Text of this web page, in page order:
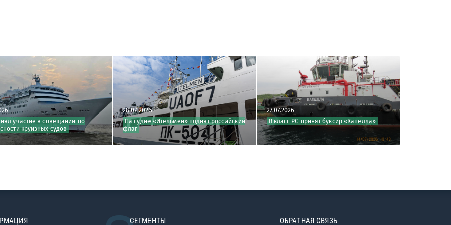
по
28.07.2026
На судне «Ительмен» поднят российский
флаг
В класс РС принят буксир «Капелла»
27.07.2026
Спущено на воду пассажирское
проекта F2
СЕГМЕНТЫ ОБРАТНАЯ СВЯЗЬ